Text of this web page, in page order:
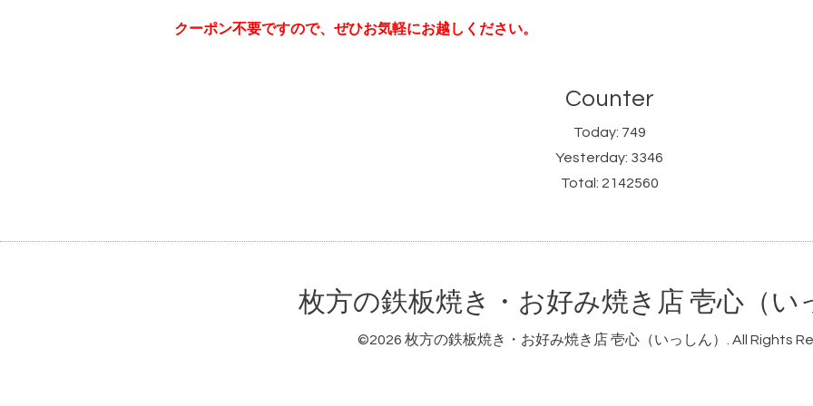
クーポン不要ですので、ぜひお気軽にお越しください。
Counter
Today: 749
Yesterday: 3346
Total: 2142560
枚方の鉄板焼き・お好み焼き店 壱心（い
©2026 枚方の鉄板焼き・お好み焼き店 壱心（いっしん） . All Rights